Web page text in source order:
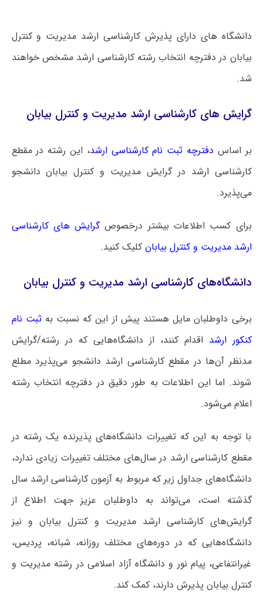
دانشگاه های دارای پذیرش کارشناسی ارشد مدیریت و کنترل
بیابان در دفترچه انتخاب رشته کارشناسی ارشد مشخص خواهند
شد.
گرایش های کارشناسی ارشد مدیریت و کنترل بیابان
بر اساس دفترچه ثبت نام کارشناسی ارشد، این رشته در مقطع
کارشناسی ارشد در گرایش‌ مدیریت و کنترل بیابان دانشجو
می‌پذیرد.
برای کسب اطلاعات بیشتر درخصوصگرایش های کارشناسی
ارشد مدیریت و کنترل بیابان کلیک کنید.
دانشگاه‌های کارشناسی ارشد مدیریت و کنترل بیابان
برخی داوطلبان مایل هستند پیش از این که نسبت به ثبت نام
کنکور ارشد اقدام کنند، از دانشگاه‌هایی که در رشته/گرایش
مدنظر آن‌ها در مقطع کارشناسی ارشد دانشجو می‌پذیرد مطلع
شوند. اما این اطلاعات به طور دقیق در دفترچه انتخاب رشته
اعلام می‌شود.
با توجه به این که تغییرات دانشگاه‌های پذیرنده یک رشته در
مقطع کارشناسی ارشد در سال‌های مختلف تغییرات زیادی ندارد،
دانشگاه‌های جداول زیر که مربوط به آزمون کارشناسی ارشد سال
گذشته است، می‌تواند به داوطلبان عزیز جهت اطلاع از
گرایش‌های کارشناسی ارشد مدیریت و کنترل بیابان و نیز
دانشگاه‌هایی که در دوره‌های مختلف روزانه، شبانه، پردیس،
غیرانتفاعی، پیام نور و دانشگاه آزاد اﺳﻼمی در رشته مدیریت و
کنترل بیابان پذیرش دارند، کمک کند.